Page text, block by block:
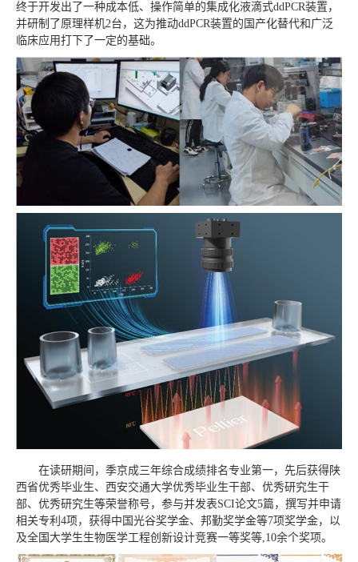
终于开发出了一种成本低、操作简单的集成化液滴式ddPCR装置，
并研制了原理样机2台，这为推动ddPCR装置的国产化替代和广泛
临床应用打下了一定的基础。
在读研期间，季京成三年综合成绩排名专业第一，先后获得陕
西省优秀毕业生、西安交通大学优秀毕业生干部、优秀研究生干
部、优秀研究生等荣誉称号，参与并发表SCI论文5篇，撰写并申请
相关专利4项，获得中国光谷奖学金、邦勤奖学金等7项奖学金，以
及全国大学生生物医学工程创新设计竞赛一等奖等,10余个奖项。